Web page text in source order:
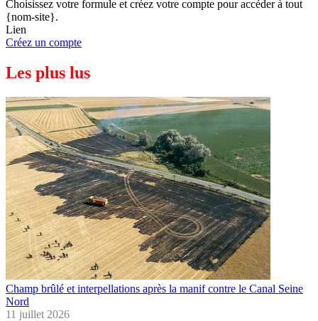
Choisissez votre formule et créez votre compte pour accéder à tout
{nom-site}.
Lien
Créez un compte
Les plus lus
Champ brûlé et interpellations après la manif contre le Canal Seine
Nord
11 juillet 2026